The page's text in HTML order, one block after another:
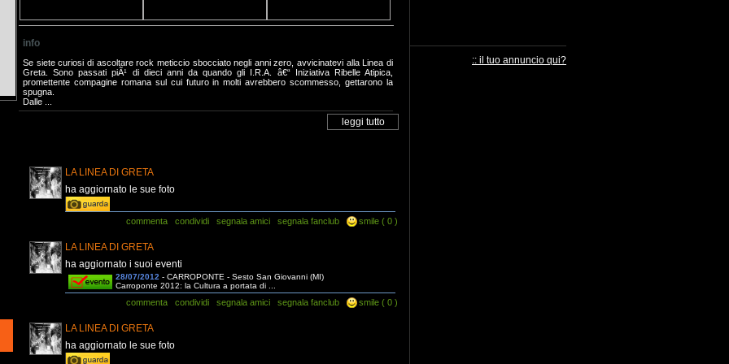
info
Se siete curiosi di ascoltare rock meticcio sbocciato negli anni zero, avvicinatevi alla Linea di
Greta. Sono passati piÃ¹ di dieci anni da quando gli I.R.A. â€“ Iniziativa Ribelle Atipica,
promettente compagine romana sul cui futuro in molti avrebbero scommesso, gettarono la
spugna.
Dalle ...
LA LINEA DI GRETA
ha aggiornato le sue foto
commenta condividi segnala amici segnala fanclub smile ( 0 )
LA LINEA DI GRETA
ha aggiornato i suoi eventi
28/07/2012 - CARROPONTE - Sesto San Giovanni (MI)
Carroponte 2012: la Cultura a portata di ...
commenta condividi segnala amici segnala fanclub smile ( 0 )
LA LINEA DI GRETA
ha aggiornato le sue foto
:: il tuo annuncio qui?